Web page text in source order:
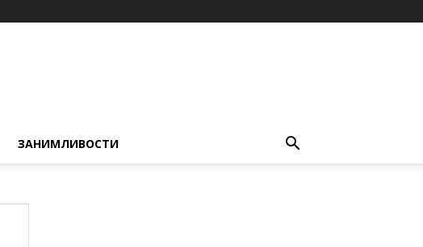
ЗАНИМЛИВОСТИ